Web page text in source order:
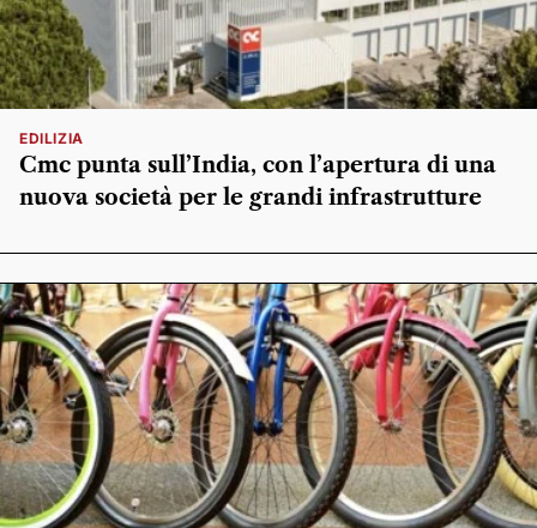
EDILIZIA
Cmc punta sull’India, con l’apertura di una
nuova società per le grandi infrastrutture